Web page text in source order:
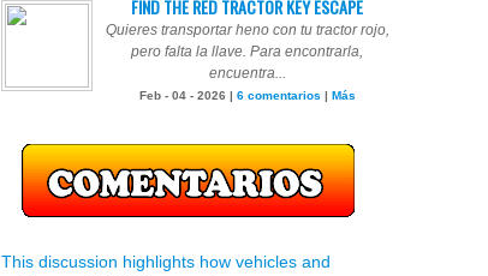
FIND THE RED TRACTOR KEY ESCAPE
Quieres transportar heno con tu tractor rojo,
pero falta la llave. Para encontrarla,
encuentra...
Feb - 04 - 2026 | 6 comentarios | Más
This discussion highlights how vehicles and